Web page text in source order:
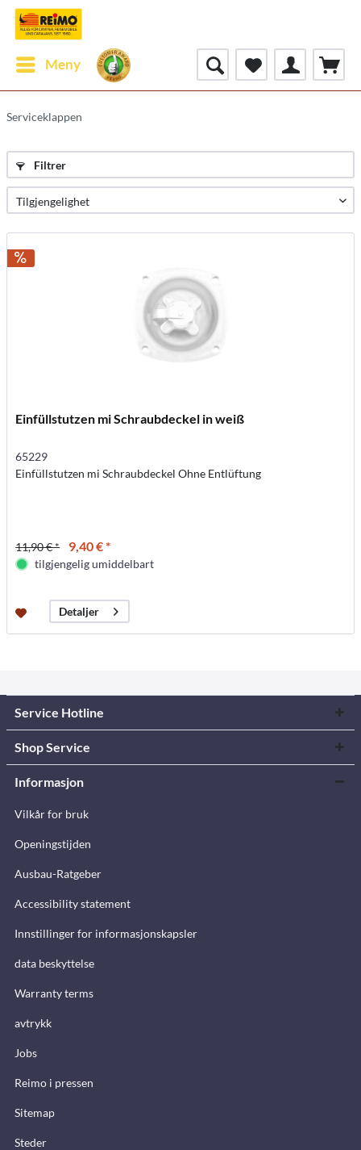
Meny
Serviceklappen
Filtrer
Einfüllstutzen mi Schraubdeckel in weiß
65229
Einfüllstutzen mi Schraubdeckel Ohne Entlüftung
11,90 € * 9,40 € *
tilgjengelig umiddelbart
Detaljer
Service Hotline
Shop Service
Informasjon
Vilkår for bruk
Openingstijden
Ausbau-Ratgeber
Accessibility statement
Innstillinger for informasjonskapsler
data beskyttelse
Warranty terms
avtrykk
Jobs
Reimo i pressen
Sitemap
Steder